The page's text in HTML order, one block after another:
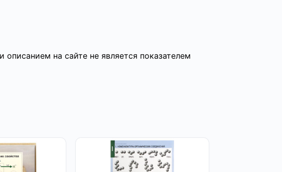
на сайте не является показателем